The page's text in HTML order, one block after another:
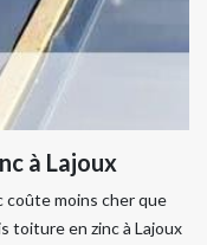
à Lajoux
coûte moins cher que
toiture en zinc à Lajoux